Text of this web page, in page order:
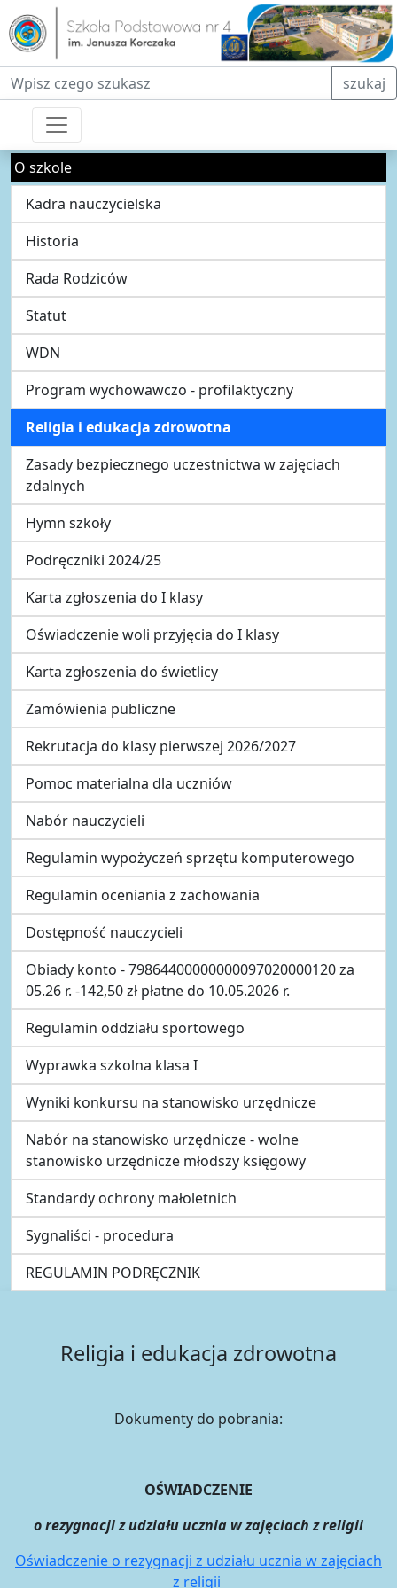
Fraza do wyszukiwania szukaj
O szkole
Kadra nauczycielska
Historia
Rada Rodziców
Statut
WDN
Program wychowawczo - profilaktyczny
Religia i edukacja zdrowotna
Zasady bezpiecznego uczestnictwa w zajęciach
zdalnych
Hymn szkoły
Podręczniki 2024/25
Karta zgłoszenia do I klasy
Oświadczenie woli przyjęcia do I klasy
Karta zgłoszenia do świetlicy
Zamówienia publiczne
Rekrutacja do klasy pierwszej 2026/2027
Pomoc materialna dla uczniów
Nabór nauczycieli
Regulamin wypożyczeń sprzętu komputerowego
Regulamin oceniania z zachowania
Dostępność nauczycieli
Obiady konto - 79864400000000097020000120 za
05.26 r. -142,50 zł płatne do 10.05.2026 r.
Regulamin oddziału sportowego
Wyprawka szkolna klasa I
Wyniki konkursu na stanowisko urzędnicze
Nabór na stanowisko urzędnicze - wolne
stanowisko urzędnicze młodszy księgowy
Standardy ochrony małoletnich
Sygnaliści - procedura
REGULAMIN PODRĘCZNIK
Religia i edukacja zdrowotna
Dokumenty do pobrania:
OŚWIADCZENIE
o rezygnacji z udziału ucznia w zajęciach z religii
Oświadczenie o rezygnacji z udziału ucznia w zajęciach
z religii